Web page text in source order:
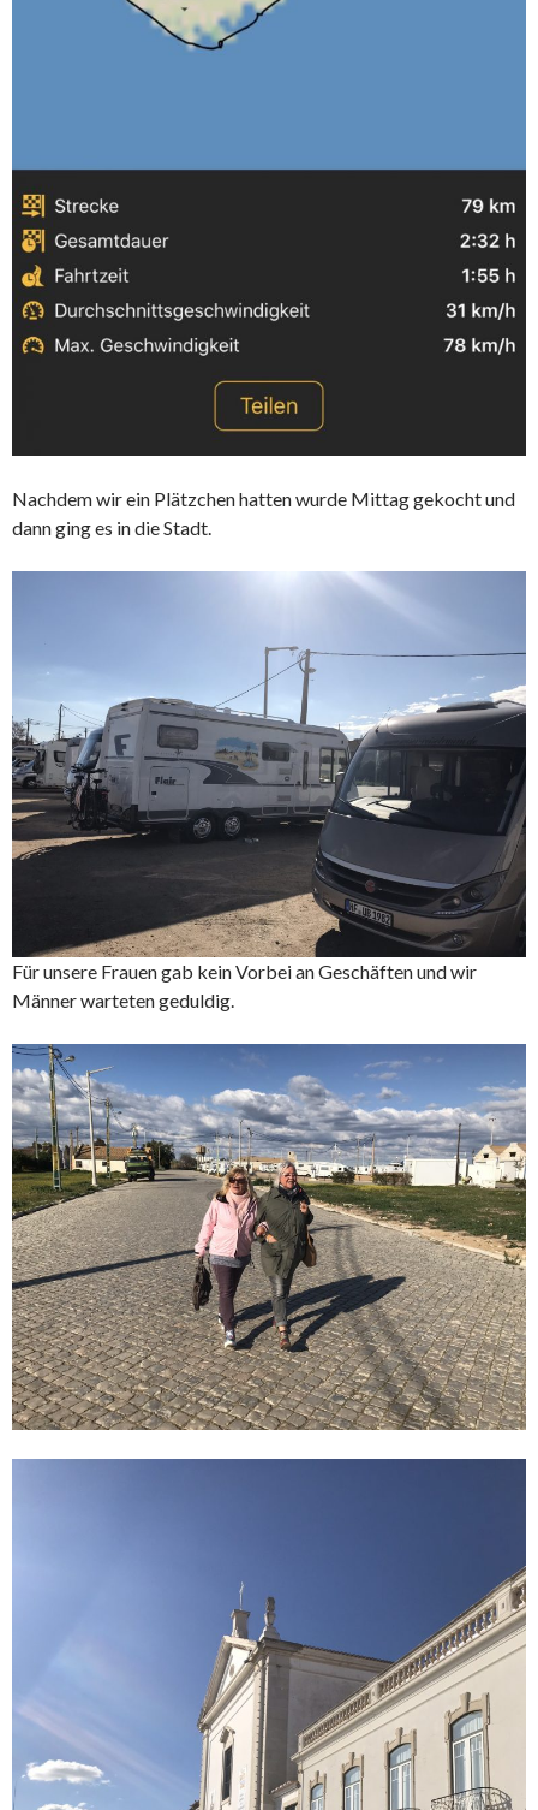
Nachdem wir ein Plätzchen hatten wurde Mittag gekocht und
dann ging es in die Stadt.
Für unsere Frauen gab kein Vorbei an Geschäften und wir
Männer warteten geduldig.